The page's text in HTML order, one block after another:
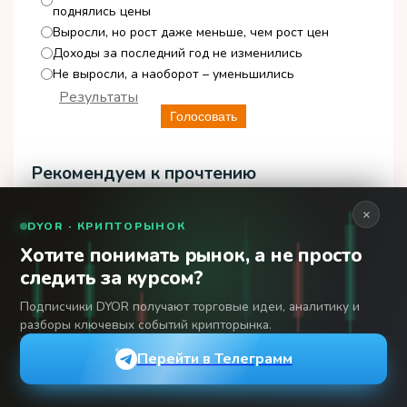
Поэтому при наличии
свободных денег может
ипотечные платежи на
деньгами распорядится
более выгодно. Особенно,
недвижимость при этом
приносит доход, например,
от аренды, который может
перекрывать все расходы по
погашению кредита.
От типа кредита.Кредит
на средний срок, может быть
поднялись цены
Выросли, но рост даже меньше, чем рост цен
Доходы за последний год не изменились
Не выросли, а наоборот – уменьшились
Голосовать
Результаты
Рекомендуем к прочтению
Самозанятые и банки: Как в 2026
году получить ипотеку или
×
DYOR · КРИПТОРЫНОК
Хотите понимать рынок, а не просто
следить за курсом?
Подписчики DYOR получают торговые идеи, аналитику и
разборы ключевых событий крипторынка.
Перейти в Телеграмм